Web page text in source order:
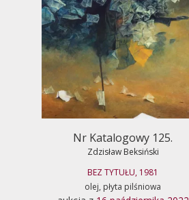
Nr Katalogowy 125.
Zdzisław Beksiński
BEZ TYTUŁU, 1981
olej, płyta pilśniowa